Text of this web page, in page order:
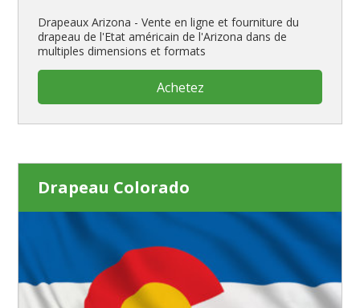
Drapeaux Arizona - Vente en ligne et fourniture du
drapeau de l'Etat américain de l'Arizona dans de
multiples dimensions et formats
Achetez
Drapeau Colorado